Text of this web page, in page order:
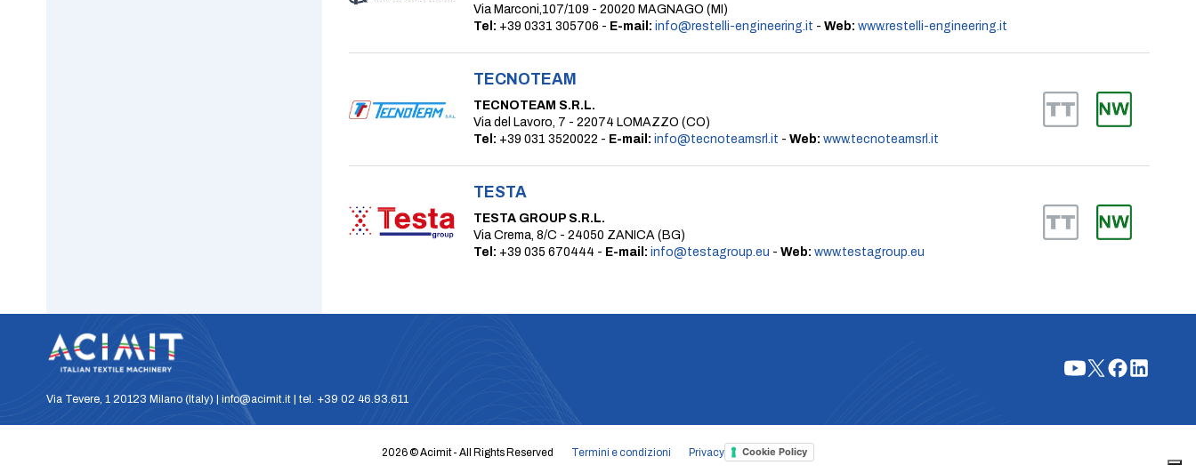
Via Marconi,107/109 - 20020 MAGNAGO (MI)
Tel: +39 0331 305706 - E-mail: info@restelli-engineering.it - Web: www.restelli-engineering.it
TECNOTEAM
TECNOTEAM S.R.L.
Via del Lavoro, 7 - 22074 LOMAZZO (CO)
Tel: +39 031 3520022 - E-mail: info@tecnoteamsrl.it - Web: www.tecnoteamsrl.it
TESTA
TESTA GROUP S.R.L.
Via Crema, 8/C - 24050 ZANICA (BG)
Tel: +39 035 670444 - E-mail: info@testagroup.eu - Web: www.testagroup.eu
Via Tevere, 1 20123 Milano (Italy) | info@acimit.it | tel. +39 02 46.93.611
2026 © Acimit - All Rights Reserved Termini e condizioni Privacy Cookie Policy